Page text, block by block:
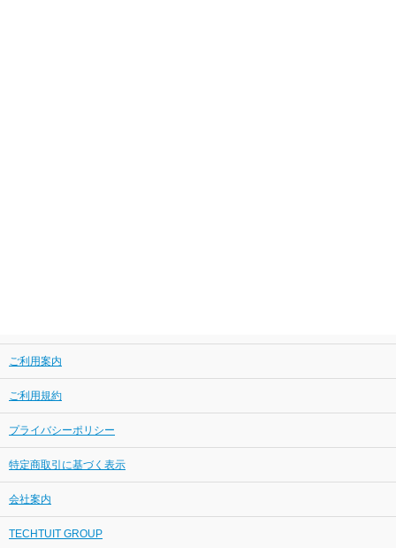
ご利用案内
ご利用規約
プライバシーポリシー
特定商取引に基づく表示
会社案内
TECHTUIT GROUP